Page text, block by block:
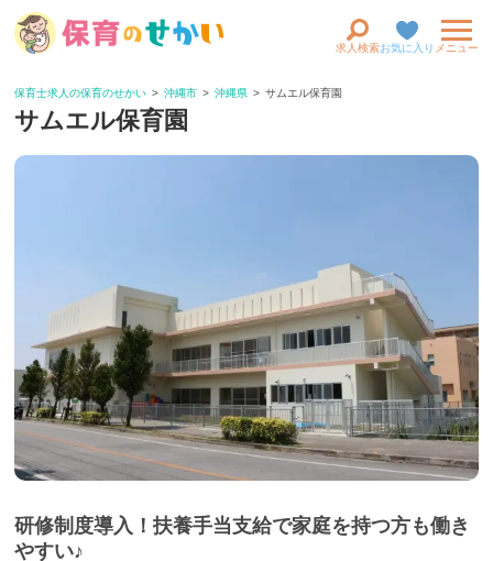
求人検索お気に入り メニュー
保育士求人の保育のせかい 沖縄市 沖縄県 サムエル保育園
サムエル保育園
研修制度導入！扶養手当支給で家庭を持つ方も働き
やすい♪